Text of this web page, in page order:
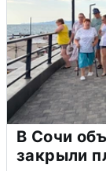
В Сочи
закрыли